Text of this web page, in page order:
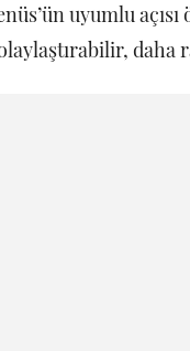
uyumlu
daha